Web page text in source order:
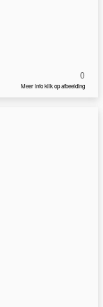
0
Meer info klik op afbeelding